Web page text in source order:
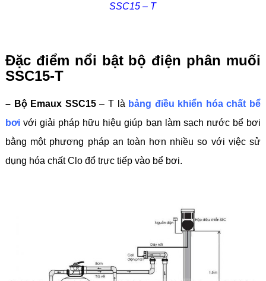
SSC15 – T
Đặc điểm nổi bật bộ điện phân muối
SSC15-T
– Bộ Emaux SSC15– T là bảng điều khiển hóa chất bể
bơivới giải pháp hữu hiệu giúp bạn làm sạch nước bể bơi
bằng một phương pháp an toàn hơn nhiều so với việc sử
dụng hóa chất Clo đổ trực tiếp vào bể bơi.